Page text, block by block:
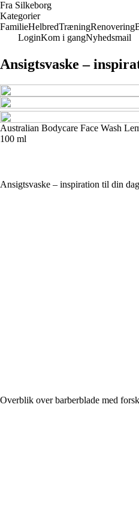
Fra Silkeborg
Kategorier
FamilieHelbredTræningRenovering
LoginKom i gangNyhedsmail
Ansigtsvaske –
Australian Bodycare Face Wash
100 ml
Ansigtsvaske – inspiration til din
Overblik over barberblade med